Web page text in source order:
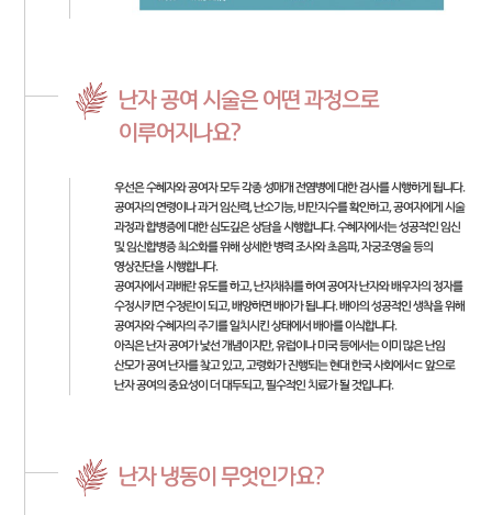
난자 공여 시술은 어떤 과정으로
이루어지나요?
우선은 수혜자와 공여자 모두 각종 성매개 전염병에 대한 검사를 시행하게 됩니다.
공여자의 연령이나 과거 임신력, 난소기능, 비만지수를 확인하고, 공여자에게 시술
과정과 합병증에 대한 심도깊은 상담을 시행합니다. 수혜자에서는 성공적인 임신
및 임신합병증 최소화를 위해 상세한 병력 조사와 초음파, 자궁조영술 등의
영상진단을 시행합니다.
공여자에서 과배란 유도를 하고, 난자채취를 하여 공여자 난자와 배우자의 정자를
수정시키면 수정란이 되고, 배양하면 배아가 됩니다. 배아의 성공적인 생착을 위해
공여자와 수혜자의 주기를 일치시킨 상태에서 배아를 이식합니다.
아직은 난자 공여가 낯선 개념이지만, 유럽이나 미국 등에서는 이미 많은 난임
산모가 공여 난자를 찾고 있고, 고령화가 진행되는 현대 한국 사회에서ㄷ 앞으로
난자 공여의 중요성이 더 대두되고, 필수적인 치료가 될 것입니다.
난자 냉동이 무엇인가요?